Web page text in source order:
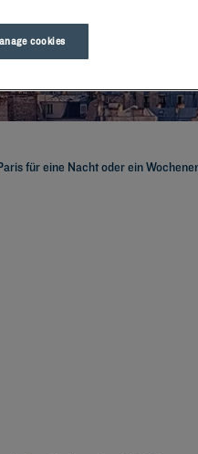
für eine Nacht oder ein
cookies